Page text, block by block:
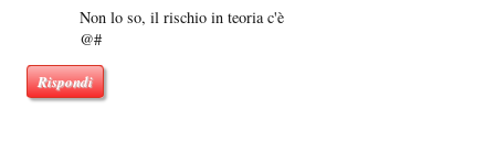
Non lo so, il rischio in teoria c'è
@#
Rispondi